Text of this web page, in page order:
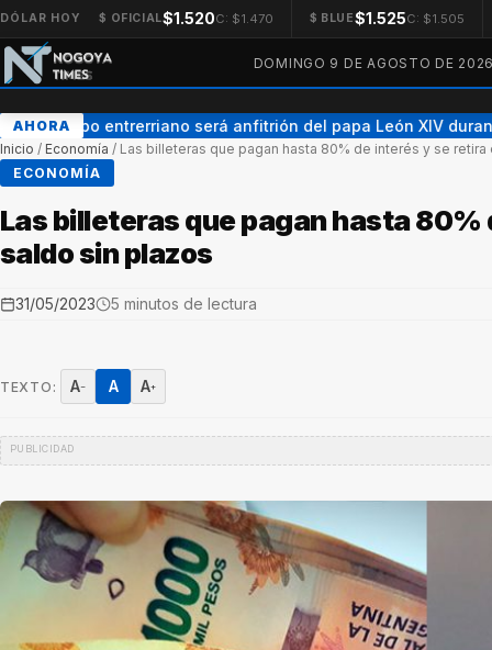
DÓLAR HOY $ OFICIAL$1.520C: $1.470 $ BLUE$1.525C: $1.505
DOMINGO 9 DE AGOSTO DE
AHORA
Un obispo entrerriano será anfitrión del papa León XIV
Inicio / Economía / Las billeteras que pagan hasta 80% de interés y se
ECONOMÍA
Las billeteras que pagan hasta 80%
saldo sin plazos
31/05/2023 5 minutos de lectura
TEXTO: A− A A+